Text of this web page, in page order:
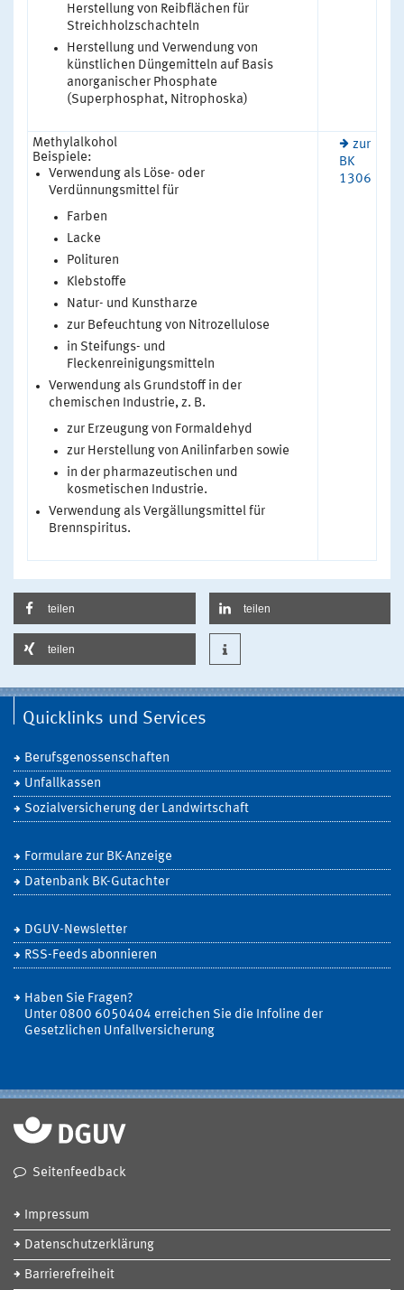
Herstellung von Reibflächen für
Streichholzschachteln
Herstellung und Verwendung von
künstlichen Düngemitteln auf Basis
anorganischer Phosphate
(Superphosphat, Nitrophoska)
Methylalkohol
Beispiele:
Verwendung als Löse- oder
Verdünnungsmittel für
Farben
Lacke
Polituren
Klebstoffe
Natur- und Kunstharze
zur Befeuchtung von Nitrozellulose
in Steifungs- und
Fleckenreinigungsmitteln
Verwendung als Grundstoff in der
chemischen Industrie, z. B.
zur Erzeugung von Formaldehyd
zur Herstellung von Anilinfarben sowie
in der pharmazeutischen und
kosmetischen Industrie.
Verwendung als Vergällungsmittel für
Brennspiritus.
zur
BK
1306
teilen teilen
teilen
Quicklinks und Services
Berufsgenossenschaften
Unfallkassen
Sozialversicherung der Landwirtschaft
Formulare zur BK-Anzeige
Datenbank BK-Gutachter
DGUV-Newsletter
RSS-Feeds abonnieren
Haben Sie Fragen?
Unter 0800 6050404 erreichen Sie die Infoline der
Gesetzlichen Unfallversicherung
Seitenfeedback
Impressum
Datenschutzerklärung
Barrierefreiheit